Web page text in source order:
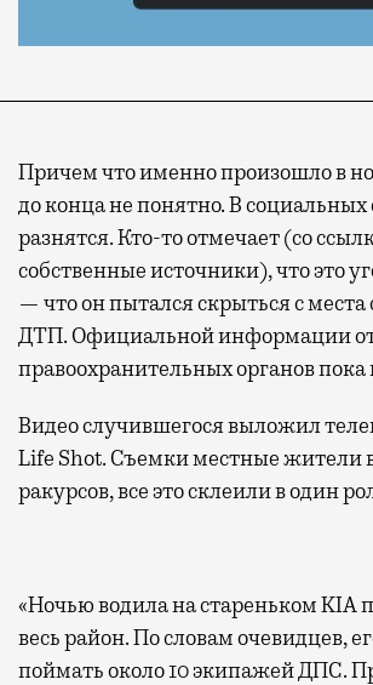
Причем что именно произошло в
до конца не понятно. В социальных
разнятся. Кто-то отмечает (со
собственные источники), что это
— что он пытался скрыться с места
ДТП. Официальной информации
правоохранительных органов пока
Видео случившегося выложил
Life Shot. Съемки местные жители
ракурсов, все это склеили в один
«Ночью водила на стареньком KIA
весь район. По словам очевидцев,
поймать около 10 экипажей ДПС.